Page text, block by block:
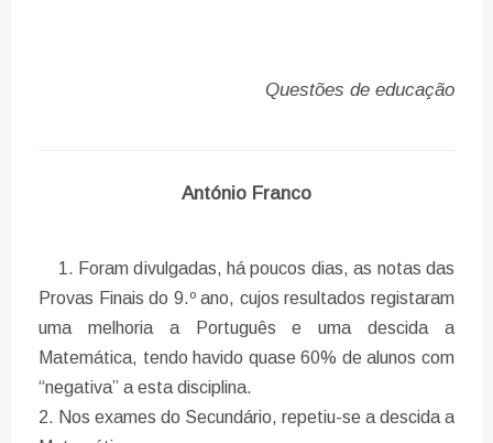
Questões de educação
António Franco
1. Foram divulgadas, há poucos dias, as notas das
Provas Finais do 9.º ano, cujos resultados registaram
uma melhoria a Português e uma descida a
Matemática, tendo havido quase 60% de alunos com
“negativa” a esta disciplina.
2. Nos exames do Secundário, repetiu-se a descida a